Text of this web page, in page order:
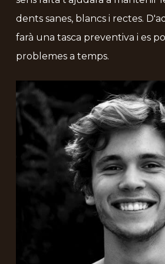
dents sanes, blancs i rectes.
farà una tasca preventiva i es
problemes a temps.